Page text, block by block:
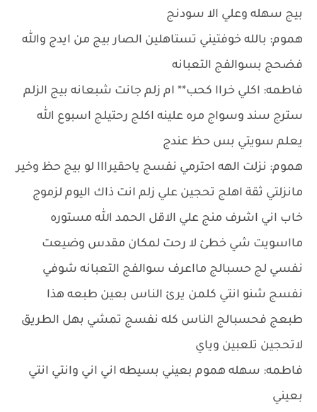
بيج سهله وعلي الا سودنج
هموم: بالله خوفتيني تستاهلين الصار بيج من ايدج والله
فضحج بسوالفج التعبانه
فاطمه: اكلي خراا كحب** ام زلم جانت شبعانه بيج الزلم
سترج سند وسواج مره علينه اكلج رحتيلج اسبوع الله
يعلم سويتي بس حظ عندج
هموم: نزلت الهه احترمي نفسج ياحقيرااا لو بيج حظ وخير
مانزلتي ثقة اهلج تحجين علي زلم انت ذاك اليوم لزموج
خاب اني اشرف منج علي الاقل الحمد الله مستوره
مااسويت شي خطئ لا رحت لمكان مقدس وضيعت
نفسي لج حسبالج مااعرف سوالفج التعبانه شوفي
نفسج شنو انتي كلمن يرئ الناس بعين طبعه هذا
طبعج فحسبالج الناس كله نفسج تمشي بهل الطريق
لاتحجين تلعبين وياي
فاطمه: سهله هموم بعيني بسيطه اني اني وانتي انتي
بعيني